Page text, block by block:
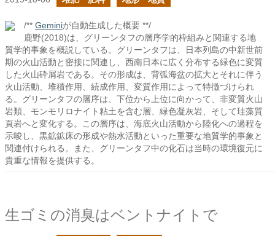
/** Geminiが自動生成した概要 **/
鹿野(2018)は、グリーンタフの層序学的枠組みと関連する地
質学的事象を概説している。グリーンタフは、日本列島の中新世前
期の火山活動と密接に関連し、西南日本に広く分布する緑色に変質
した火山砕屑岩である。その形成は、背弧海盆の拡大とそれに伴う
火山活動、堆積作用、続成作用、変質作用によって特徴づけられ
る。グリーンタフの層序は、下位から上位に向かって、非変質火山
岩類、モンモリロナイト粘土を含む層、緑色凝灰岩、そして珪藻質
頁岩へと変化する。この層序は、海底火山活動から陸化への過程を
示唆し、黒鉱鉱床の形成や熱水活動といった重要な地質学的事象と
関連付けられる。また、グリーンタフ中の化石は当時の環境復元に
貴重な情報を提供する。
生ゴミの消臭はベントナイトで